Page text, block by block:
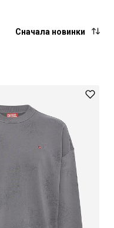
Сначала новинки